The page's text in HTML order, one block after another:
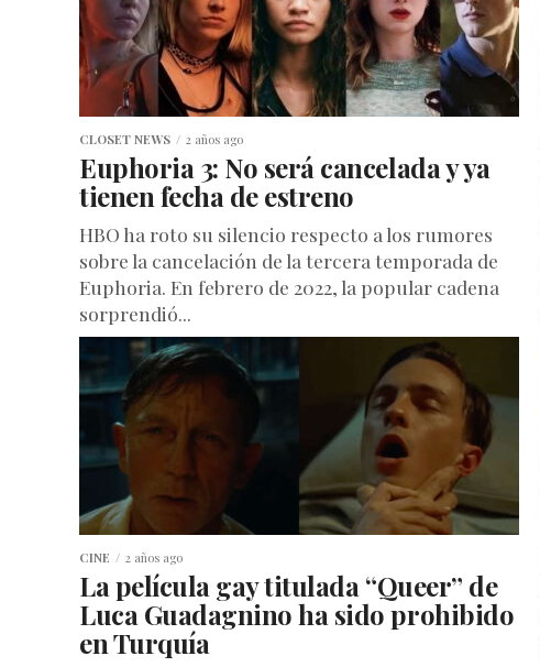
CLOSET NEWS 2 años ago
Euphoria 3: No será cancelada y ya
tienen fecha de estreno
HBO ha roto su silencio respecto a los rumores
sobre la cancelación de la tercera temporada de
Euphoria. En febrero de 2022, la popular cadena
sorprendió...
CINE 2 años ago
La película gay titulada “Queer” de
Luca Guadagnino ha sido prohibido
en Turquía